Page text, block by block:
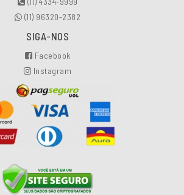
(11) 96320-2382
SIGA-NOS
Facebook
Instagram